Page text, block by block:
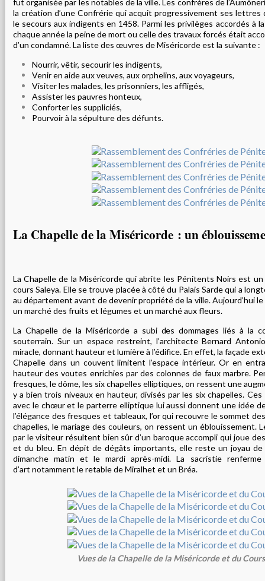
la création d’une Confrérie qui acquit progressivement ses lettres
le secours aux indigents en 1458. Parmi les privilèges accordés à
chaque année la peine de mort ou celle des travaux forcés était
d’un condamné. La liste des œuvres de Miséricorde est la suivante :
Nourrir, vêtir, secourir les indigents,
Venir en aide aux veuves, aux orphelins, aux voyageurs,
Visiter les malades, les prisonniers, les affligés,
Assister les pauvres honteux,
Conforter les suppliciés,
Pourvoir à la sépulture des défunts.
La Chapelle de la Miséricorde : un
La Chapelle de la Miséricorde qui abrite les Pénitents Noirs est
cours Saleya. Elle se trouve placée à côté du Palais Sarde qui a
au département avant de devenir propriété de la ville. Aujourd’hui
un marché des fruits et légumes et un marché aux fleurs.
La Chapelle de la Miséricorde a subi des dommages liés à la
souterrain. Sur un espace restreint, l’architecte Bernard
miracle, donnant hauteur et lumière à l’édifice. En effet, la façade
Chapelle dans un couvent limitent l’espace intérieur. Or en
hauteur des voutes enrichies par des colonnes de faux marbre.
fresques, le dôme, les six chapelles elliptiques, on ressent une
y a bien trois niveaux en hauteur, divisés par les six chapelles.
avec le chœur et le parterre elliptique lui aussi donnent une idée
l’élégance des fresques et tableaux, l’or qui recouvre le sommet
chapelles, le mariage des couleurs, on ressent un éblouissement.
par le visiteur résultent bien sûr d’un baroque accompli qui joue
et du bleu. En dépit de dégâts importants, elle reste un joyau de
dimanche matin et le mardi après-midi. La sacristie
d’art notamment le retable de Miralhet et un Bréa.
Vues de la Chapelle de la Miséricorde et du